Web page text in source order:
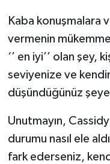
Kaba konuşmalara
vermenin
‘’ en iyi’’ olan şey,
seviyenize ve
düşündüğünüz şeye
Unutmayın,
durumu nasıl ele
fark ederseniz,